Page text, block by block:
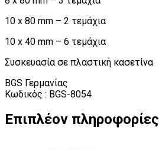
10 x 80 mm – 2 τεμάχια
10 x 40 mm – 6 τεμάχια
Συσκευασία σε πλαστική κασετίνα
BGS Γερμανίας
Κωδικός : BGS-8054
Επιπλέον πληροφορίες